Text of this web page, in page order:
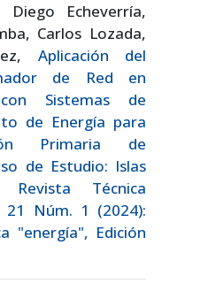
Diego Echeverría,
Carlos Lozada,
Aplicación del
de Red en
Sistemas de
de Energía para
Primaria de
de Estudio: Islas
Revista Técnica
21 Núm. 1 (2024):
"energía", Edición